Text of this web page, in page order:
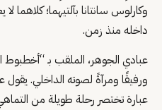
وكارلوس سانتانا بآلتيهما؛
داخله منذ زمن.
عبادي الجوهر، الملقب بـ
ورفيقًا ومرآةً لصوته الداخلي.
عبارة تختصر رحلة طويلة من